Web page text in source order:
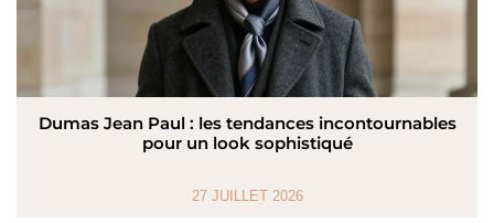
Dumas Jean Paul : les tendances incontournables
pour un look sophistiqué
27 JUILLET 2026